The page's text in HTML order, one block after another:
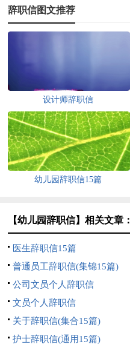
辞职信图文推荐
设计师辞职信
幼儿园辞职信15篇
【幼儿园辞职信】相关文章：
医生辞职信15篇
普通员工辞职信(集锦15篇)
公司文员个人辞职信
文员个人辞职信
关于辞职信(集合15篇)
护士辞职信(通用15篇)